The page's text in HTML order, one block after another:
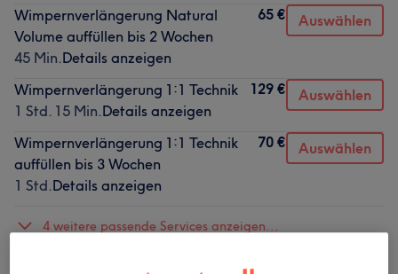
Wimpernverlängerung Natural
Volume auffüllen bis 2 Wochen
45 Min.Details anzeigen
65 € Auswählen
Wimpernverlängerung 1:1 Technik
1 Std. 15 Min.Details anzeigen
129 € Auswählen
Wimpernverlängerung 1:1 Technik
auffüllen bis 3 Wochen
1 Std.Details anzeigen
70 € Auswählen
4 weitere passende Services anzeigen...